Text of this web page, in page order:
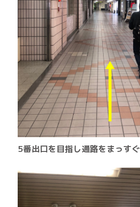
5番出口を目指し通路をまっすぐ